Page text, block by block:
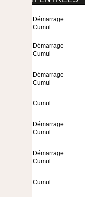
Démarrage
Cumul
Démarrage
Cumul
Démarrage
Cumul
Cumul
Démarrage
Cumul
Démarrage
Cumul
Cumul